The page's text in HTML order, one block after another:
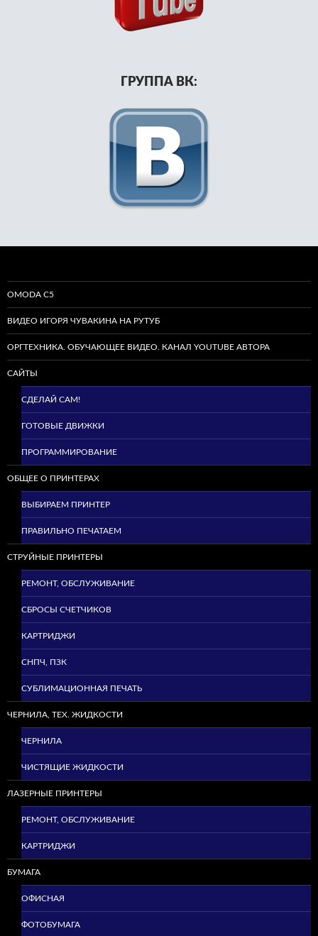
ГРУППА ВК:
OMODA C5
ВИДЕО ИГОРЯ ЧУВАКИНА НА РУТУБ
ОРГТЕХНИКА. ОБУЧАЮЩЕЕ ВИДЕО. КАНАЛ YOUTUBE АВТОРА
САЙТЫ
СДЕЛАЙ САМ!
ГОТОВЫЕ ДВИЖКИ
ПРОГРАММИРОВАНИЕ
ОБЩЕЕ О ПРИНТЕРАХ
ВЫБИРАЕМ ПРИНТЕР
ПРАВИЛЬНО ПЕЧАТАЕМ
СТРУЙНЫЕ ПРИНТЕРЫ
РЕМОНТ, ОБСЛУЖИВАНИЕ
СБРОСЫ СЧЕТЧИКОВ
КАРТРИДЖИ
СНПЧ, ПЗК
СУБЛИМАЦИОННАЯ ПЕЧАТЬ
ЧЕРНИЛА, ТЕХ. ЖИДКОСТИ
ЧЕРНИЛА
ЧИСТЯЩИЕ ЖИДКОСТИ
ЛАЗЕРНЫЕ ПРИНТЕРЫ
РЕМОНТ, ОБСЛУЖИВАНИЕ
КАРТРИДЖИ
БУМАГА
ОФИСНАЯ
ФОТОБУМАГА